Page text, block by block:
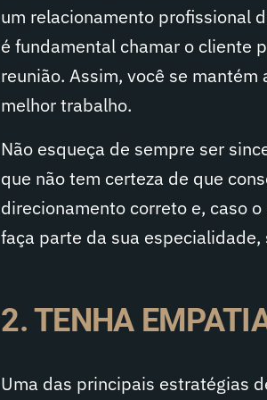
um relacionamento profissional
é fundamental chamar o cliente
reunião. Assim, você se
melhor trabalho.
Não esqueça de sempre ser
que não tem certeza de que
direcionamento correto e, caso
faça parte da sua
2. TENHA
Uma das principais estratégias